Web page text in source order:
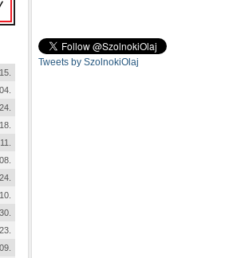
Tweets by SzolnokiOlaj